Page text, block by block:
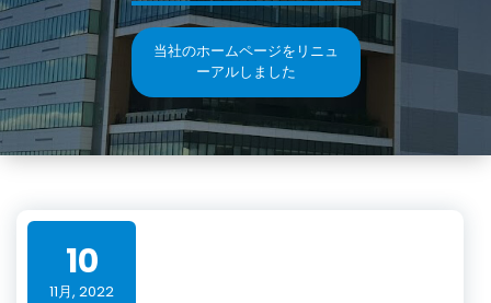
当社のホームページをリニュ
ーアルしました
10
11月, 2022